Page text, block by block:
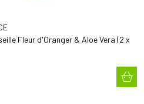
Fleur d'Oranger & Aloe Vera (2 x